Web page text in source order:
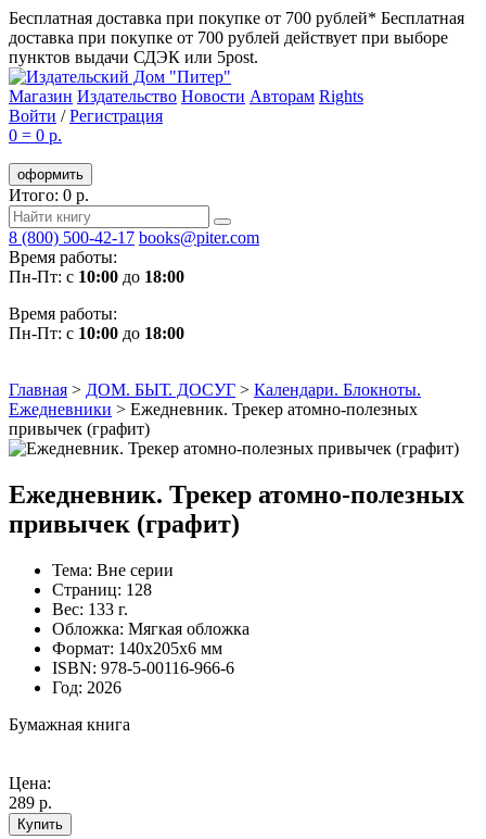
Бесплатная доставка при покупке от 700 рублей* Бесплатная
доставка при покупке от 700 рублей действует при выборе
пунктов выдачи СДЭК или 5post.
Магазин Издательство Новости Авторам Rights
Войти /Регистрация
0 = 0 р.
оформить
Итого: 0 р.
8 (800) 500-42-17 books@piter.com
Время работы:
Пн-Пт: с 10:00 до 18:00
Время работы:
Пн-Пт: с 10:00 до 18:00
Главная > ДОМ. БЫТ. ДОСУГ > Календари. Блокноты.
Ежедневники > Ежедневник. Трекер атомно-полезных
привычек (графит)
Ежедневник. Трекер атомно-полезных
привычек (графит)
Тема: Вне серии
Страниц: 128
Вес: 133 г.
Обложка: Мягкая обложка
Формат: 140х205х6 мм
ISBN: 978-5-00116-966-6
Год: 2026
Бумажная книга
Цена:
289 р.
Купить